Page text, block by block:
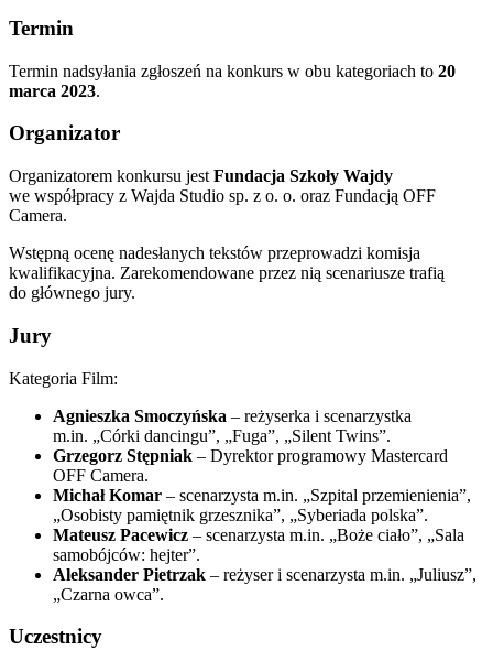
Termin
Termin nadsyłania zgłoszeń na konkurs w obu kategoriach to 20
marca 2023.
Organizator
Organizatorem konkursu jest Fundacja Szkoły Wajdy
we współpracy z Wajda Studio sp. z o. o. oraz Fundacją OFF
Camera.
Wstępną ocenę nadesłanych tekstów przeprowadzi komisja
kwalifikacyjna. Zarekomendowane przez nią scenariusze trafią
do głównego jury.
Jury
Kategoria Film:
Agnieszka Smoczyńska – reżyserka i scenarzystka
m.in. „Córki dancingu”, „Fuga”, „Silent Twins”.
Grzegorz Stępniak – Dyrektor programowy Mastercard
OFF Camera.
Michał Komar – scenarzysta m.in. „Szpital przemienienia”,
„Osobisty pamiętnik grzesznika”, „Syberiada polska”.
Mateusz Pacewicz – scenarzysta m.in. „Boże ciało”, „Sala
samobójców: hejter”.
Aleksander Pietrzak – reżyser i scenarzysta m.in. „Juliusz”,
„Czarna owca”.
Uczestnicy